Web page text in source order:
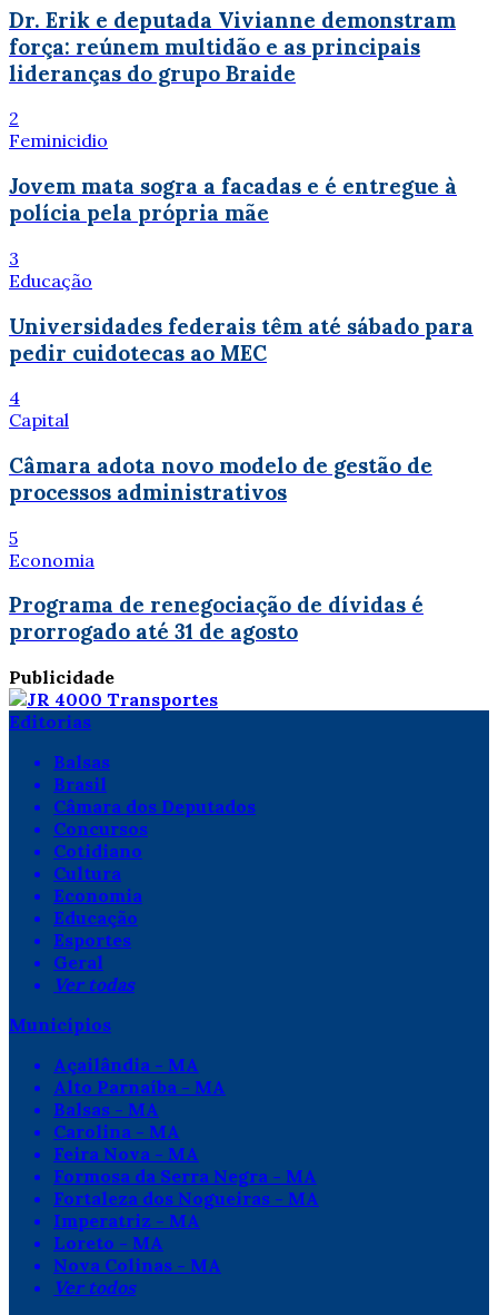
Dr. Erik e deputada Vivianne demonstram
força: reúnem multidão e as principais
lideranças do grupo Braide
2
Feminicidio
Jovem mata sogra a facadas e é entregue à
polícia pela própria mãe
3
Educação
Universidades federais têm até sábado para
pedir cuidotecas ao MEC
4
Capital
Câmara adota novo modelo de gestão de
processos administrativos
5
Economia
Programa de renegociação de dívidas é
prorrogado até 31 de agosto
Publicidade
Editorias
Balsas
Brasil
Câmara dos Deputados
Concursos
Cotidiano
Cultura
Economia
Educação
Esportes
Geral
Ver todas
Municípios
Açailândia - MA
Alto Parnaíba - MA
Balsas - MA
Carolina - MA
Feira Nova - MA
Formosa da Serra Negra - MA
Fortaleza dos Nogueiras - MA
Imperatriz - MA
Loreto - MA
Nova Colinas - MA
Ver todos